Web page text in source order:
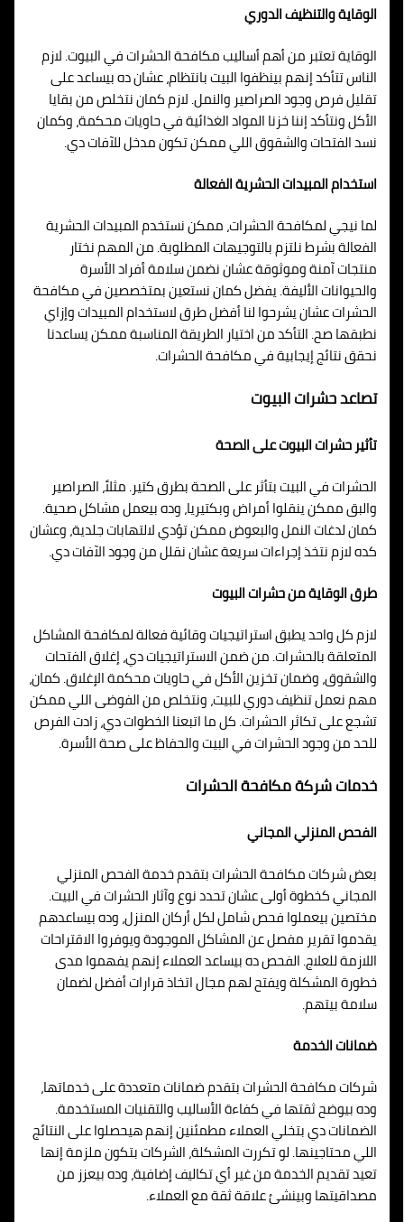
الوقاية والتنظيف الدوري
الوقاية تعتبر من أهم أساليب مكافحة الحشرات في البيوت. لازم
الناس تتأكد إنهم بينظفوا البيت بانتظام، عشان ده بيساعد على
تقليل فرص وجود الصراصير والنمل. لازم كمان نتخلص من بقايا
الأكل ونتأكد إننا خزنا المواد الغذائية في حاويات محكمة، وكمان
نسد الفتحات والشقوق اللي ممكن تكون مدخل للآفات دي.
استخدام المبيدات الحشرية الفعالة
لما نيجي لمكافحة الحشرات، ممكن نستخدم المبيدات الحشرية
الفعالة بشرط نلتزم بالتوجيهات المطلوبة. من المهم نختار
منتجات آمنة وموثوقة عشان نضمن سلامة أفراد الأسرة
والحيوانات الأليفة. يفضل كمان نستعين بمتخصصين في مكافحة
الحشرات عشان يشرحوا لنا أفضل طرق لاستخدام المبيدات وإزاي
نطبقها صح. التأكد من اختيار الطريقة المناسبة ممكن يساعدنا
نحقق نتائج إيجابية في مكافحة الحشرات.
تصاعد حشرات البيوت
تأثير حشرات البيوت على الصحة
الحشرات في البيت بتأثر على الصحة بطرق كتير. مثلاً، الصراصير
والبق ممكن ينقلوا أمراض وبكتيريا، وده بيعمل مشاكل صحية.
كمان لدغات النمل والبعوض ممكن تؤدي لالتهابات جلدية، وعشان
كده لازم نتخذ إجراءات سريعة عشان نقلل من وجود الآفات دي.
طرق الوقاية من حشرات البيوت
لازم كل واحد يطبق استراتيجيات وقائية فعالة لمكافحة المشاكل
المتعلقة بالحشرات. من ضمن الاستراتيجيات دي، إغلاق الفتحات
والشقوق، وضمان تخزين الأكل في حاويات محكمة الإغلاق. كمان،
مهم نعمل تنظيف دوري للبيت، ونتخلص من الفوضى اللي ممكن
تشجع على تكاثر الحشرات. كل ما اتبعنا الخطوات دي، زادت الفرص
للحد من وجود الحشرات في البيت والحفاظ على صحة الأسرة.
خدمات شركة مكافحة الحشرات
الفحص المنزلي المجاني
بعض شركات مكافحة الحشرات بتقدم خدمة الفحص المنزلي
المجاني كخطوة أولى عشان تحدد نوع وآثار الحشرات في البيت.
مختصين بيعملوا فحص شامل لكل أركان المنزل، وده بيساعدهم
يقدموا تقرير مفصل عن المشاكل الموجودة ويوفروا الاقتراحات
اللازمة للعلاج. الفحص ده بيساعد العملاء إنهم يفهموا مدى
خطورة المشكلة ويفتح لهم مجال اتخاذ قرارات أفضل لضمان
سلامة بيتهم.
ضمانات الخدمة
شركات مكافحة الحشرات بتقدم ضمانات متعددة على خدماتها،
وده بيوضح ثقتها في كفاءة الأساليب والتقنيات المستخدمة.
الضمانات دي بتخلي العملاء مطمئنين إنهم هيحصلوا على النتائج
اللي محتاجينها. لو تكررت المشكلة، الشركات بتكون ملزمة إنها
تعيد تقديم الخدمة من غير أي تكاليف إضافية، وده بيعزز من
مصداقيتها وبينشئ علاقة ثقة مع العملاء.